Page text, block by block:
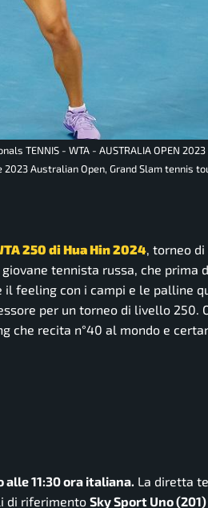
TENNIS - WTA - AUSTRALIA OPEN
Australian Open, Grand Slam tennis
250 di Hua Hin 2024, torneo
tennista russa, che prima
feeling con i campi e le palline
per un torneo di livello 250.
che recita n°40 al mondo e
alle 11:30 ora italiana. La diretta
di riferimento Sky Sport Uno (201)